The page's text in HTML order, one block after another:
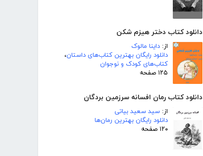
دانلود کتاب دختر هیزم شکن
از: داینا مالوک
دانلود رایگان بهترین کتاب‌های داستان،
کتاب‌های کودک و نوجوان
۱۲۵ صفحه
دانلود کتاب رمان افسانه سرزمین بردگان
از: سید سعید بیاتی
دانلود رایگان بهترین رمان‌ها
۱۲۰ صفحه